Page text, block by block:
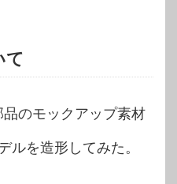
て
のモックアップ素材
ルを造形してみた。